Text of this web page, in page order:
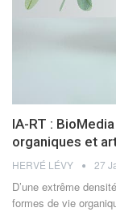
IA-RT :
organiques et
HERVÉ LÉVY 27
D’une extrême
formes de vie